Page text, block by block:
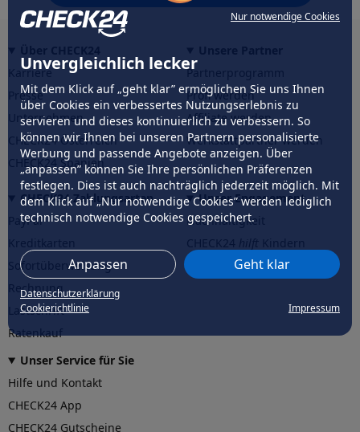
Nur notwendige Cookies
Unvergleichlich lecker
Mit dem Klick auf „geht klar” ermöglichen Sie uns Ihnen
über Cookies ein verbessertes Nutzungserlebnis zu
servieren und dieses kontinuierlich zu verbessern. So
können wir Ihnen bei unseren Partnern personalisierte
Werbung und passende Angebote anzeigen. Über
„anpassen” können Sie Ihre persönlichen Präferenzen
festlegen. Dies ist auch nachträglich jederzeit möglich. Mit
dem Klick auf „Nur notwendige Cookies” werden lediglich
technisch notwendige Cookies gespeichert.
Anpassen Geht klar
Datenschutzerklärung
Cookierichtlinie
Impressum
Karriere
Presse
Unternehmen
CHECK24 Österreich
CHECK24 Spanien
Partnerprogramm
Profi werden
Affiliate werden
Werkstattpartner werden
CHECK24 Zahlungsarten
PayPal
Sofortüberweisung
Rechnung
Lastschrift
Ratenkauf
Unser Engagement
Nachhaltigkeit
CHECK24hilftder Natur
Unser Service für Sie
Hilfe und Kontakt
CHECK24 App
CHECK24 Gutscheine